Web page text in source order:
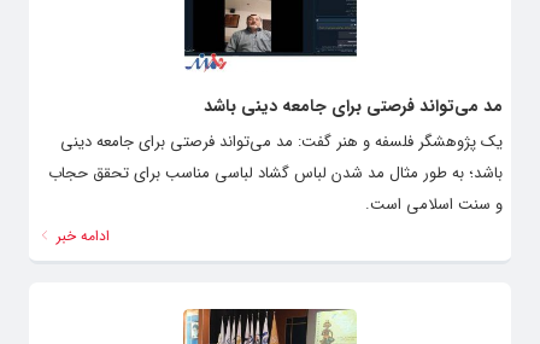
مد می‌تواند فرصتی برای جامعه دینی باشد
یک پژوهشگر فلسفه و هنر گفت: مد می‌تواند فرصتی برای جامعه دینی
باشد؛ به طور مثال مد شدن لباس گشاد لباسی مناسب برای تحقق حجاب
و سنت اسلامی است.
ادامه خبر